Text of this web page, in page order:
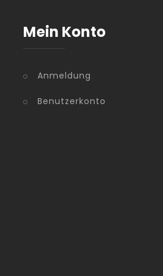
Mein Konto
Anmeldung
Benutzerkonto